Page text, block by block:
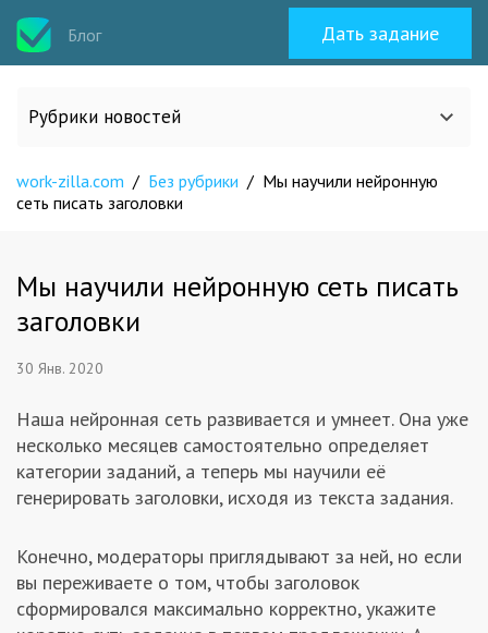
Блог Дать задание
Рубрики новостей
Все статьи
Кейсы
Исполнителям
Полезное
work-zilla.com / Без рубрики / Мы научили нейронную
сеть писать заголовки
Мы научили нейронную сеть писать
заголовки
30 Янв. 2020
Наша нейронная сеть развивается и умнеет. Она уже
несколько месяцев самостоятельно определяет
категории заданий, а теперь мы научили её
генерировать заголовки, исходя из текста задания.
Конечно, модераторы приглядывают за ней, но если
вы переживаете о том, чтобы заголовок
сформировался максимально корректно, укажите